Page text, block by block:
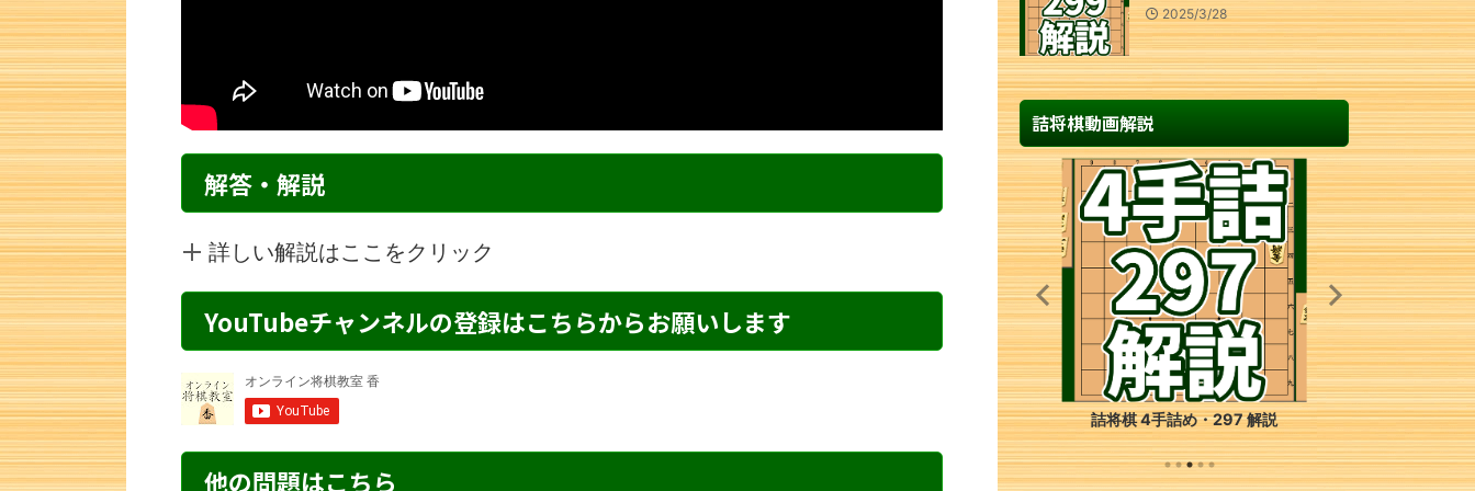
解答・解説
詳しい解説はここをクリック
YouTubeチャンネルの登録はこちらからお願いします
他の問題はこちら
2025/3/28
詰将棋動画解説
詰将棋 2手詰め・92 解説 詰将棋 1手詰め・37 解説 詰将